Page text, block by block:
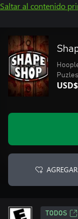
Saltar al contenido
TODOS